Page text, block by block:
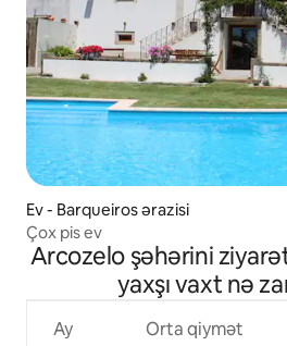
Ev - Barqueiros ərazisi
Çox pis ev
Arcozelo şəhərini
yaxşı vaxt nə
Ay Orta qiymət